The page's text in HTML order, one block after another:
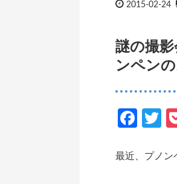
2015-02-24
謎の撮
ンペン
最近、プノン